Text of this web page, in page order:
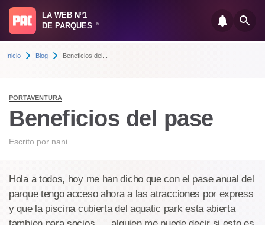
LA WEB Nº1
DE PARQUES
®
Inicio Blog Beneficios del...
PORTAVENTURA
Beneficios del pase
Escrito por nani
Hola a todos, hoy me han dicho que con el pase anual del
parque tengo acceso ahora a las atracciones por express
y que la piscina cubierta del aquatic park esta abierta